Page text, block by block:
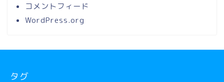
コメントフィード
WordPress.org
タグ